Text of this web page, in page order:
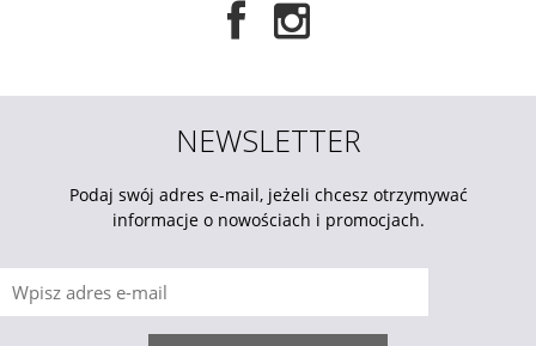
NEWSLETTER
Podaj swój adres e-mail, jeżeli chcesz otrzymywać
informacje o nowościach i promocjach.